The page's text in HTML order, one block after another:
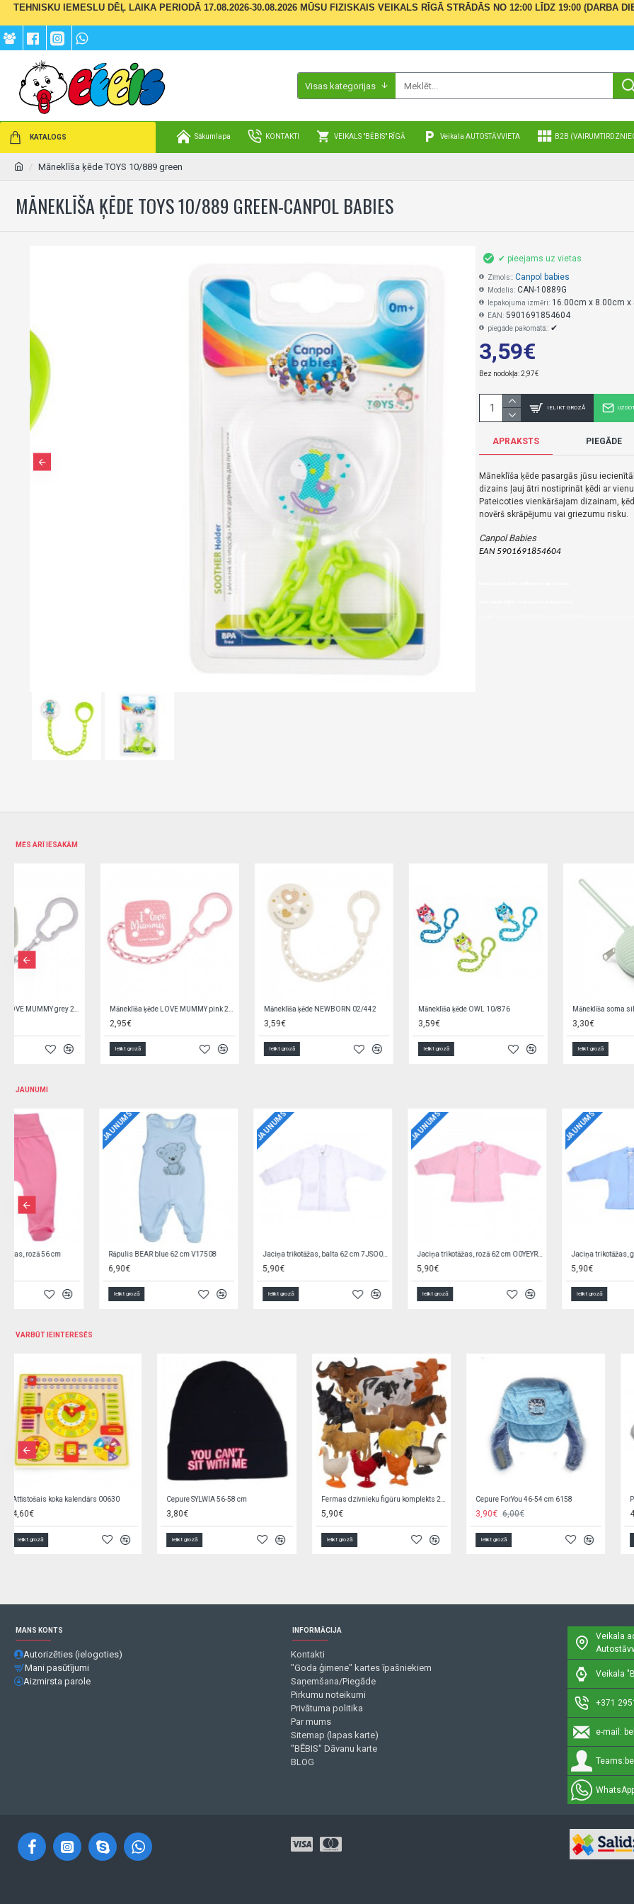
TEHNISKU IEMESLU DĒĻ LAIKA PERIODĀ 17.08.2026-30.08.2026 MŪSU FIZISKAIS VEIKALS RĪGĀ STRĀDĀS NO 12:00 LĪDZ 19:00 (DARBA
Visas kategorijas
KATALOGS Sākumlapa KONTAKTI VEIKALS "BĒBIS" RĪGĀ Veikala AUTOSTĀVVIETA B2B
Māneklīša ķēde TOYS 10/889 green
MĀNEKLĪŠA ĶĒDE TOYS 10/889 GREEN-CANPOL BABIES
3,59€
Bez nodokļa: 2,97€
✔ pieejams uz vietas
Zīmols:: Canpol babies
Modelis: CAN-10889G
Iepakojuma izmēri: 16.00cm x 8.00cm x
EAN: 5901691854604
piegāde pakomātā:: ✔
IELIKT GROZĀ
APRAKSTS PIEGĀDE
Māneklīša ķēde pasargās jūsu
dizains ļauj ātri nostiprināt ķēdi ar
Pateicoties vienkāršajam dizainam,
novērš skrāpējumu vai griezumu risku.
Canpol Babies
EAN 5901691854604
Nopirkt Māneklīša ķēde TOYS 10/889 green-5901691854604-par zemu
MĒS ARĪ IESAKĀM
Māneklīša ķēde NEWBORN 02/442
Ielikt grozā
Māneklīša ķēde OWL 10/876
Ielikt grozā
Māneklīša soma silikona 1569/04
Ielikt grozā
Māneklīša soma ZILONĪTIS Babyono 529/01 grey
Ielikt grozā
JAUNUMI
JAUNUMS
Jaciņa trikotāžas, rozā 62 cm O0YEYROX
Ielikt grozā
JAUNUMS
Jaciņa trikotāžas, gaiši zila 62 cm F9W2GGPL
Ielikt grozā
Jaciņa trikotāžas, rozā 56 cm EZ0QV4W2
Ielikt grozā
Zīdaiņu cimdiņi-dūraiņi STARS
Ielikt grozā
VARBŪT IEINTERESĒS
4,50€
Ielikt grozā
Zivtiņa-putu mašīna vannai KX7219
10,50€
Ielikt grozā
Švammīte-sūklis AKUKU A1133 PINK
1,00€
Ielikt grozā
2,95€
Ielikt grozā
MANS KONTS
Autorizēties (ielogoties)
Mani pasūtījumi
Aizmirsta parole
INFORMĀCIJA
Kontakti
"Goda ģimene" kartes īpašniekiem
Saņemšana/Piegāde
Pirkumu noteikumi
Privātuma politika
Par mums
Sitemap (lapas karte)
"BĒBIS" Dāvanu karte
BLOG
Veikala
Veikala
+371
e-mail:
Teams: